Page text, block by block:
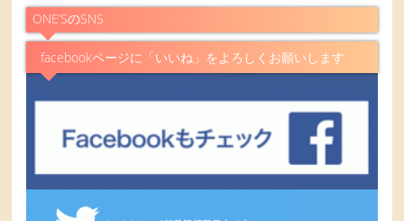
ONE’SのSNS
facebookページに「いいね」をよろしくお願いします